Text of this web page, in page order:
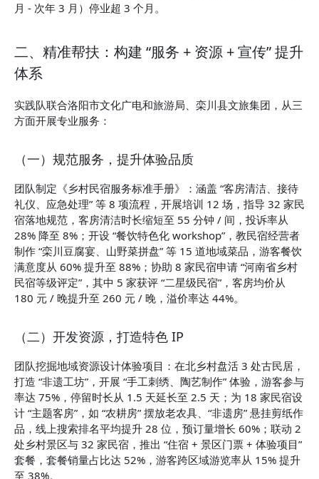
月 - 次年 3 月）停业超 3 个月。
二、精准帮扶：构建 “服务 + 资源 + 宣传” 提升
体系
实践队联合洛阳市文化广电和旅游局、栾川县文旅集团，从三
方面开展专业服务：
（一）规范服务，提升体验品质
团队制定《乡村民宿服务标准手册》：涵盖 “客房清洁、接待
礼仪、应急处理” 等 8 项流程，开展培训 12 场，指导 32 家民
宿落地规范，客房清洁时长缩短至 55 分钟 / 间，投诉率从
28% 降至 8%；开设 “餐饮特色化 workshop”，教民宿经营者
制作 “栾川豆腐宴、山野菜拼盘” 等 15 道地域菜品，游客餐饮
满意度从 60% 提升至 88%；协助 8 家民宿申请 “河南省乡村
民宿等级评定”，其中 5 家获评 “二星级民宿”，客房均价从
180 元 / 晚提升至 260 元 / 晚，溢价率达 44%。
（二）开发资源，打造特色 IP
团队挖掘地域资源设计体验项目：在北乡村盘活 3 处古民居，
打造 “非遗工坊”，开展 “手工刺绣、陶艺制作” 体验，游客参与
率达 75%，停留时长从 1.5 天延长至 2.5 天；为 18 家民宿设
计 “主题客房”，如 “农耕房” 摆放老农具、“非遗房” 悬挂剪纸作
品，线上搜索排名平均提升 28 位，预订量增长 60%；联动 2
处乡村景区与 32 家民宿，推出 “住宿 + 景区门票 + 体验项目”
套餐，套餐销量占比达 52%，游客跨区域游览率从 15% 提升
至 38%。